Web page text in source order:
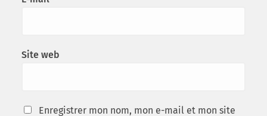
Site web
Enregistrer mon nom, mon e-mail et mon site